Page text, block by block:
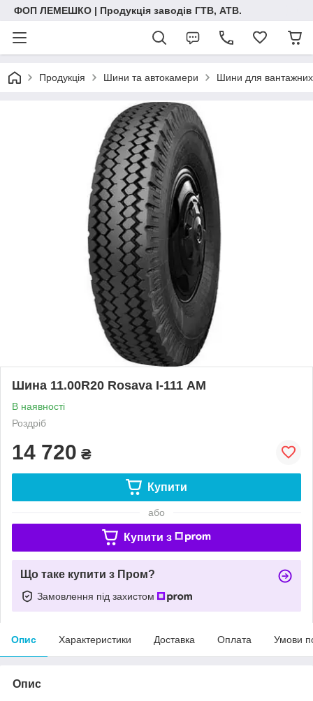
ФОП ЛЕМЕШКО | Продукція заводів ГТВ, АТВ.
Продукція Шини та автокамери Шини для вантажних
Шина 11.00R20 Rosava І-111 АМ
В наявності
Роздріб
14 720 ₴
Купити
або
Купити з
Що таке купити з Пром?
Замовлення під захистом
Опис Характеристики Доставка Оплата Умови
Опис